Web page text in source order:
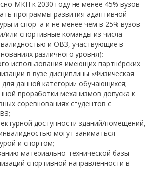
МКП к 2030 году не менее 45% вузов
программы развития адаптивной
и спорта и не менее чем в 25% вузов
или спортивные команды из числа
и ОВЗ, участвующие в
различного уровня);
использования имеющих партнёрских
в вузе дисциплины «Физическая
для данной категории обучающихся;
проработки механизмов допуска к
соревнованиях студентов с
доступности зданий/помещений,
могут заниматься
и спортом;
материально-технической базы
спортивной направленности в